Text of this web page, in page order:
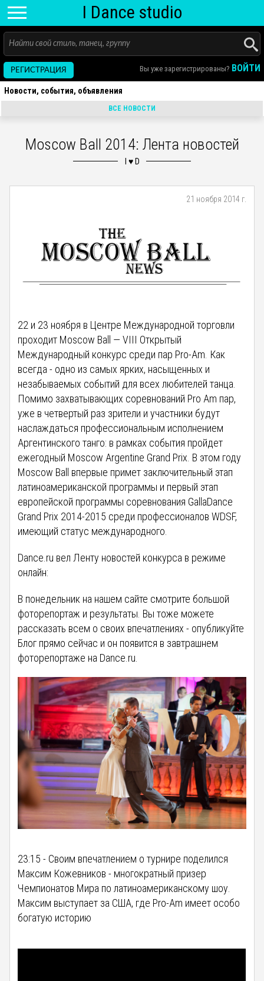
I Dance studio
Вы уже зарегистрированы? ВОЙТИ
РЕГИСТРАЦИЯ
Новости, события, объявления
ВСЕ НОВОСТИ
Moscow Ball 2014: Лента новостей
21 ноября 2014 г.
22 и 23 ноября в Центре Международной торговли
проходит Moscow Ball — VIII Открытый
Международный конкурс среди пар Pro-Am. Как
всегда - одно из самых ярких, насыщенных и
незабываемых событий для всех любителей танца.
Помимо захватывающих соревнований Pro Am пар,
уже в четвертый раз зрители и участники будут
наслаждаться профессиональным исполнением
Аргентинского танго: в рамках события пройдет
ежегодный Moscow Argentine Grand Prix. В этом году
Moscow Ball впервые примет заключительный этап
латиноамериканской программы и первый этап
европейской программы соревнования GallaDance
Grand Prix 2014-2015 среди профессионалов WDSF,
имеющий статус международного.
Dance.ru вел Ленту новостей конкурса в режиме
онлайн:
В понедельник на нашем сайте смотрите большой
фоторепортаж и результаты. Вы тоже можете
рассказать всем о своих впечатлениях - опубликуйте
Блог прямо сейчас и он появится в завтрашнем
фоторепортаже на Dance.ru.
23:15 - Своим впечатлением о турнире поделился
Максим Кожевников - многократный призер
Чемпионатов Мира по латиноамериканскому шоу.
Максим выступает за США, где Pro-Am имеет особо
богатую историю